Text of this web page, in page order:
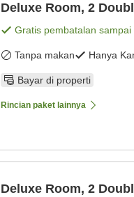
Deluxe Room, 2
Gratis pembatalan sampai
Tanpa makan Hanya
Bayar di properti
Rincian paket lainnya
Deluxe Room, 2